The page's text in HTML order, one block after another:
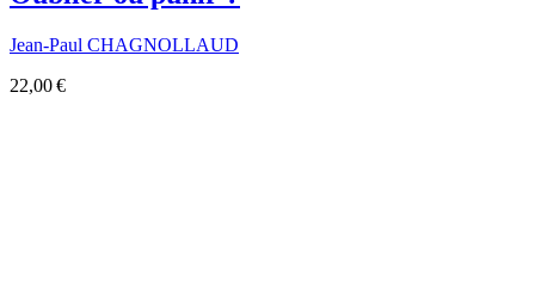
Jean-Paul CHAGNOLLAUD
22,00 €